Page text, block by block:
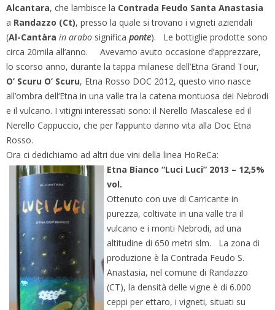
Alcantara, che lambisce la Contrada Feudo Santa Anastasia
a Randazzo (Ct), presso la quale si trovano i vigneti aziendali
(Al-Cantàra in arabo significa ponte). Le bottiglie prodotte sono
circa 20mila all’anno. Avevamo avuto occasione d’apprezzare,
lo scorso anno, durante la tappa milanese dell’Etna Grand Tour,
O’ Scuru O’ Scuru, Etna Rosso DOC 2012, questo vino nasce
all’ombra dell‘Etna in una valle tra la catena montuosa dei Nebrodi
e il vulcano. I vitigni interessati sono: il Nerello Mascalese ed il
Nerello Cappuccio, che per l’appunto danno vita alla Doc Etna
Rosso.
Ora ci dedichiamo ad altri due vini della linea HoReCa:
Etna Bianco “Luci Luci” 2013 – 12,5%
vol.
Ottenuto con uve di Carricante in
purezza, coltivate in una valle tra il
vulcano e i monti Nebrodi, ad una
altitudine di 650 metri slm. La zona di
produzione è la Contrada Feudo S.
Anastasia, nel comune di Randazzo
(CT), la densità delle vigne è di 6.000
ceppi per ettaro, i vigneti, situati su